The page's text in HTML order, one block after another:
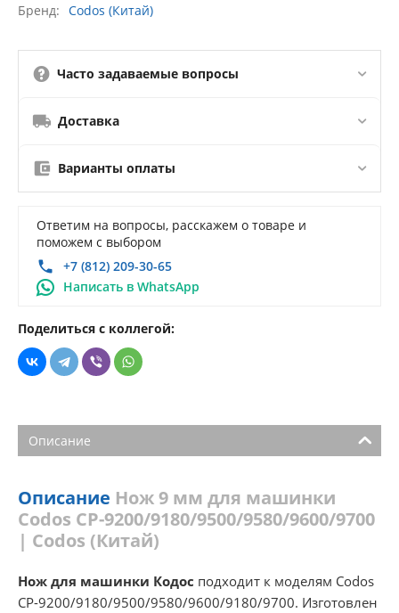
Бренд Codos (Китай)
Часто задаваемые вопросы
Доставка
Варианты оплаты
Ответим на вопросы, расскажем о товаре и
поможем с выбором
+7 (812) 209-30-65
Написать в WhatsApp
Поделиться с коллегой:
Описание
Описание Нож 9 мм для машинки
Codos СР-9200/9180/9500/9580/9600/9700
| Codos (Китай)
Нож для машинки Кодос подходит к моделям Codos
СР-9200/9180/9500/9580/9600/9180/9700. Изготовлен